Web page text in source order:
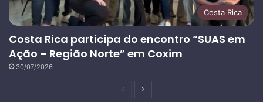
Costa Rica
Costa Rica participa do encontro “SUAS em
Ação – Região Norte” em Coxim
30/07/2026
PáginaPróxima